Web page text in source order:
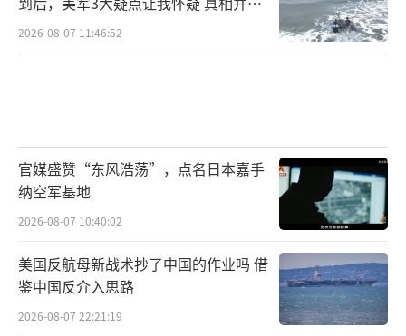
如此
2026-08-07 11:46:52
官媒盛赞“东风浩荡”，点名日本嘉手
纳空军基地
2026-08-07 10:40:02
美国反航母新战术抄了中国的作业吗 借
鉴中国反介入思路
2026-08-07 22:21:19